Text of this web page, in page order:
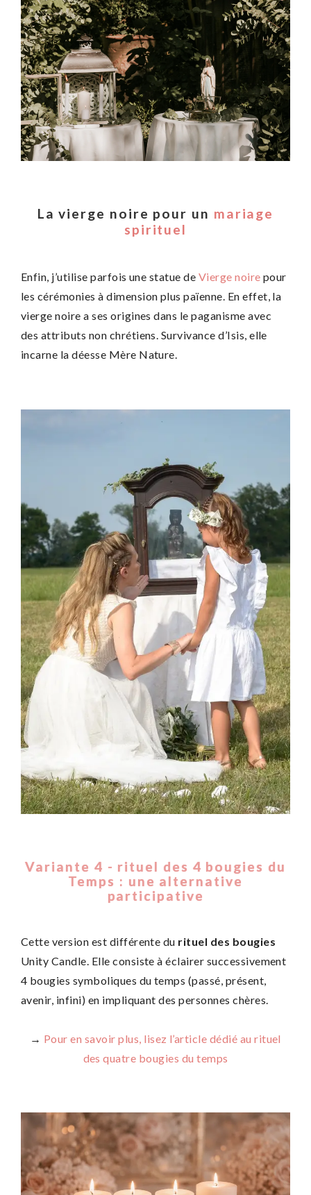
La vierge noire pour un mariage
spirituel
Enfin, j’utilise parfois une statue de Vierge noire pour
les cérémonies à dimension plus païenne. En effet, la
vierge noire a ses origines dans le paganisme avec
des attributs non chrétiens. Survivance d’Isis, elle
incarne la déesse Mère Nature.
Variante 4 - rituel des 4 bougies du
Temps : une alternative
participative
Cette version est différente du rituel des bougies
Unity Candle. Elle consiste à éclairer successivement
4 bougies symboliques du temps (passé, présent,
avenir, infini) en impliquant des personnes chères.
→ Pour en savoir plus, lisez l’article dédié au rituel
des quatre bougies du temps